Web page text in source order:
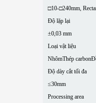
□10-□240mm,
Độ lặp lại
±0,03 mm
Loại vật liệu
NhômThép carbon
Độ dày cắt tối đa
≤30mm
Processing area